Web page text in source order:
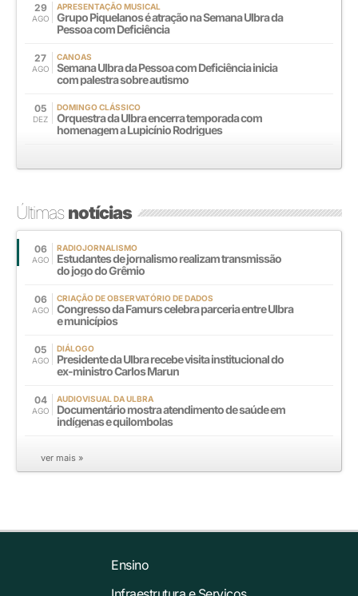
29
AGO
APRESENTAÇÃO MUSICAL
Grupo Piquelanos é atração na Semana Ulbra da
Pessoa com Deficiência
27
AGO
CANOAS
Semana Ulbra da Pessoa com Deficiência inicia
com palestra sobre autismo
05
DEZ
DOMINGO CLÁSSICO
Orquestra da Ulbra encerra temporada com
homenagem a Lupicínio Rodrigues
Últimasnotícias
06
AGO
RADIOJORNALISMO
Estudantes de jornalismo realizam transmissão
do jogo do Grêmio
06
AGO
CRIAÇÃO DE OBSERVATÓRIO DE DADOS
Congresso da Famurs celebra parceria entre Ulbra
e municípios
05
AGO
DIÁLOGO
Presidente da Ulbra recebe visita institucional do
ex-ministro Carlos Marun
04
AGO
AUDIOVISUAL DA ULBRA
Documentário mostra atendimento de saúde em
indígenas e quilombolas
ver mais »
Ensino